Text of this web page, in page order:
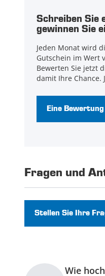
Schreiben Sie
gewinnen Sie
Jeden Monat wird
Gutschein im Wert
Bewerten Sie jetzt
damit Ihre Chance.
Eine
Fragen und
Stellen Sie Ihre
Wie